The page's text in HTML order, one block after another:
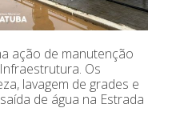
ação de manutenção
Os
lavagem de grades e
de água na Estrada